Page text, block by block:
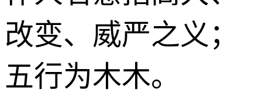
改变、威严之义；
五行为木木。